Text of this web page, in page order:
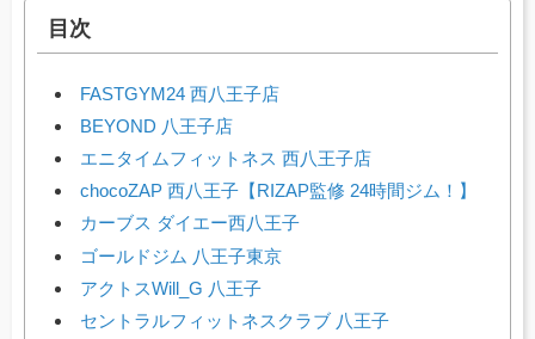
目次
FASTGYM24 西八王子店
BEYOND 八王子店
エニタイムフィットネス 西八王子店
chocoZAP 西八王子【RIZAP監修 24時間ジム！】
カーブス ダイエー西八王子
ゴールドジム 八王子東京
アクトスWill_G 八王子
セントラルフィットネスクラブ 八王子